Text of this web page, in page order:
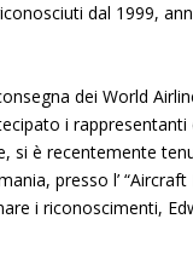
dal 1999,
dei World
i rappresentanti
si è recentemente
presso l’
i riconoscimenti,